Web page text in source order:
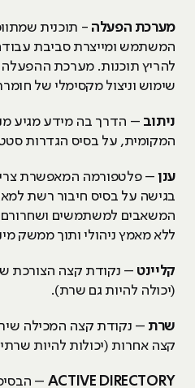
מערכת הפעלה - תוכנית
המשתמש ומייצרת סביבת
להריץ תוכנות. מערכת ההפעלה
שימוש וניצול מקסימלי של
ניתוב – הדרך בה מידע מגיע
המקומית, על בסיס הגדרות
ענן – פלטפורמה המאפשרת
בגישה על בסיס חיבור רשת
המשאבים למשתמשים ושחרורם
ללא מאמץ ניהולי ותוך ממשק
קליינט – נקודת קצה הצורכת
(יכולה להיות גם שרת).
שרת – נקודת קצה המכילה
קצה אחרות (יכולות להיות
ACTIVE DIRECTORY
–